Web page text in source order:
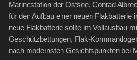
Marinestation der Ostsee, Conrad
für den Aufbau einer neuen Flakbatterie
neue Flakbatterie sollte im Vollausbau
Geschützbettungen, Flak-
nach modernsten Gesichtspunkten bei